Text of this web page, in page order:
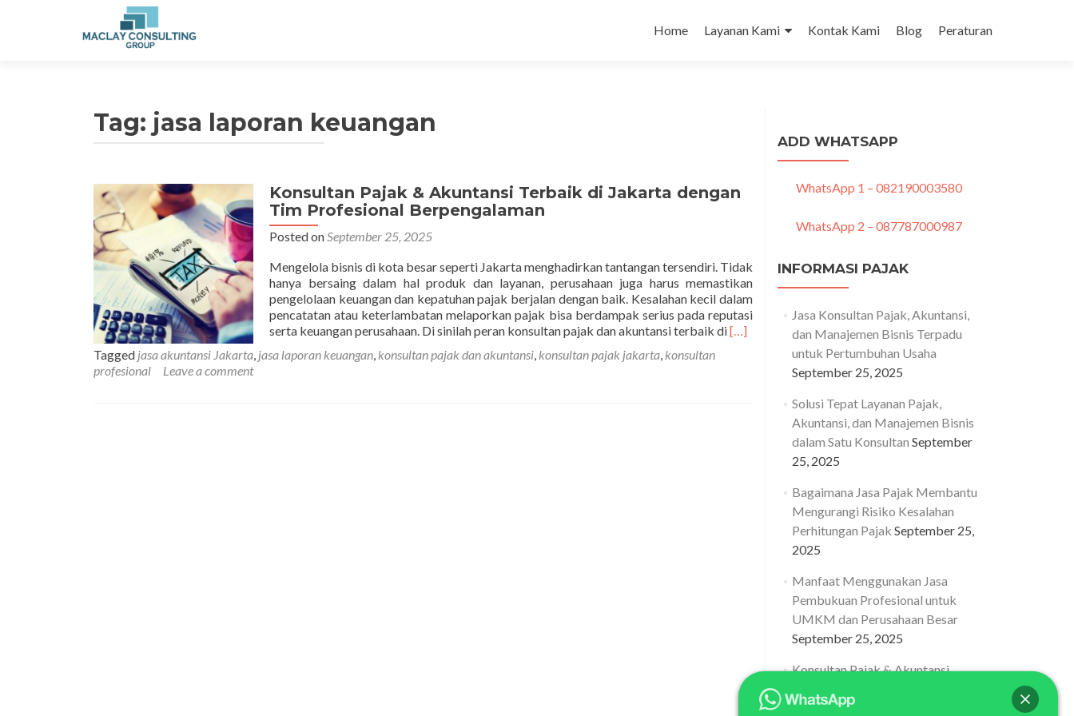
Home
Layanan Kami Kontak Kami Blog Peraturan
Tag: jasa laporan keuangan
Konsultan Pajak & Akuntansi Terbaik di Jakarta dengan
Tim Profesional Berpengalaman
Posted onSeptember 25, 2025
Mengelola bisnis di kota besar seperti Jakarta menghadirkan tantangan tersendiri. Tidak
hanya bersaing dalam hal produk dan layanan, perusahaan juga harus memastikan
pengelolaan keuangan dan kepatuhan pajak berjalan dengan baik. Kesalahan kecil dalam
pencatatan atau keterlambatan melaporkan pajak bisa berdampak serius pada reputasi
serta keuangan perusahaan. Di sinilah peran konsultan pajak dan akuntansi terbaik diRead
Berpengalaman
[…]
Tagged jasa akuntansi Jakarta, jasa laporan keuangan, konsultan pajak dan akuntansi, konsultan pajak jakarta, konsultan
profesional
Leave a comment
ADD WHATSAPP
WhatsApp 1 – 082190003580
WhatsApp 2 – 087787000987
INFORMASI PAJAK
Jasa Konsultan Pajak, Akuntansi,
dan Manajemen Bisnis Terpadu
untuk Pertumbuhan Usaha
September 25, 2025
Solusi Tepat Layanan Pajak,
Akuntansi, dan Manajemen Bisnis
dalam Satu Konsultan September
25, 2025
Bagaimana Jasa Pajak Membantu
Mengurangi Risiko Kesalahan
Perhitungan Pajak September 25,
2025
Manfaat Menggunakan Jasa
Pembukuan Profesional untuk
UMKM dan Perusahaan Besar
September 25, 2025
Konsultan Pajak & Akuntansi
Profesional Berpengalaman